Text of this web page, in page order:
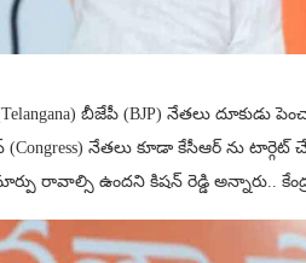
బీజేపీ (BJP) నేతలు దూకుడు
(Congress) నేతలు కూడా కేసీఆర్ ను
రావాల్సి ఉందని కిషన్ రెడ్డి అన్నారు..